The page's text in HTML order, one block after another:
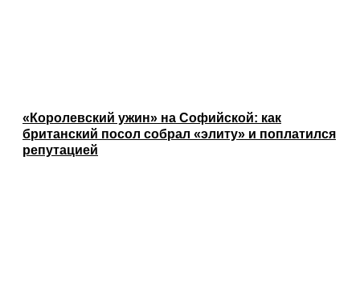
«Королевский ужин» на Софийской: как
британский посол собрал «элиту» и поплатился
репутацией